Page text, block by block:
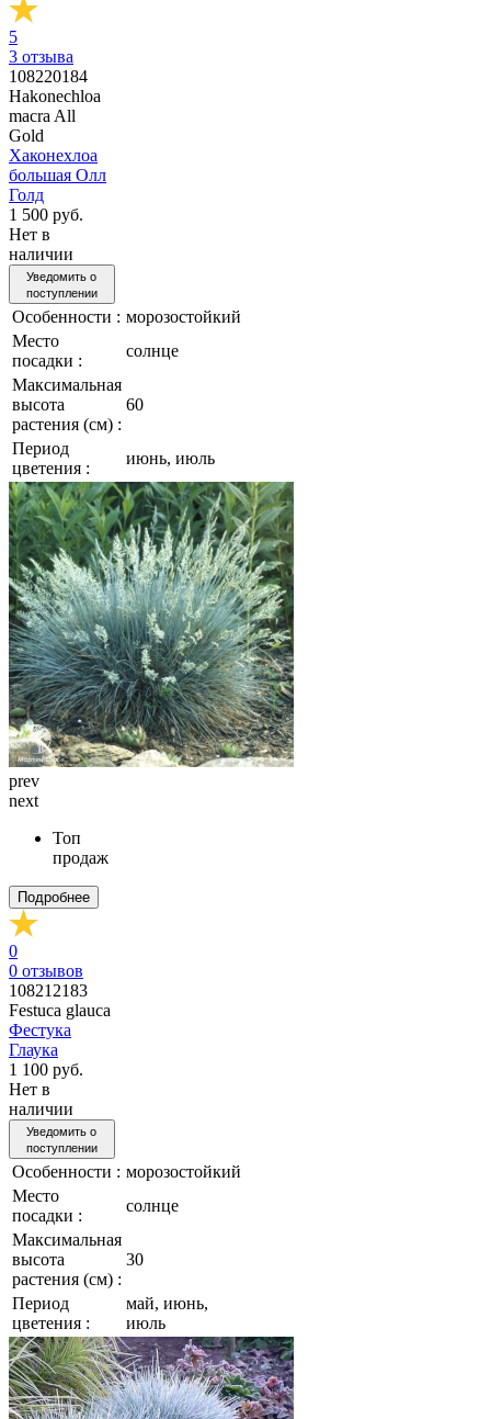
5
3 отзыва
108220184
Hakonechloa
macra All
Gold
Хаконехлоа
большая Олл
Голд
1 500 руб.
Нет в
наличии
Уведомить о
поступлении
Особенности : морозостойкий
Место
посадки :
солнце
Максимальная
высота
растения (см) :
60
Период
цветения :
июнь, июль
prev
next
Топ
продаж
Подробнее
0
0 отзывов
108212183
Festuca glauca
Фестука
Глаука
1 100 руб.
Нет в
наличии
Уведомить о
поступлении
Особенности : морозостойкий
Место
посадки :
солнце
Максимальная
высота
растения (см) :
30
Период
цветения :
май, июнь,
июль